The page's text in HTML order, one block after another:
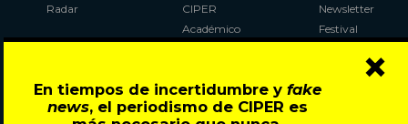
En tiempos de incertidumbre y fake
news, el periodismo de CIPER es
×
Radar
CIPER
Académico
Al Plebiscito
con CIPER
Newsletter
Festival